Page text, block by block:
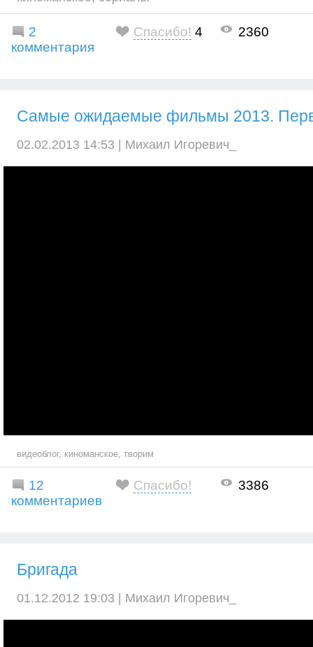
2
комментария
Спасибо! 4 2360
Самые ожидаемые фильмы 2013.
02.02.2013 14:53 | Михаил Игоревич_
видеоблог, киноманское творим
12
комментариев
Спасибо! 3386
Бригада
01.12.2012 19:03 | Михаил Игоревич_